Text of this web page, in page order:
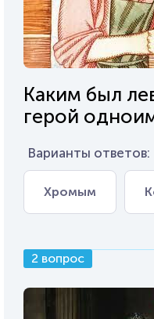
Каким был
герой
Варианты ответов:
Хромым
2 вопрос